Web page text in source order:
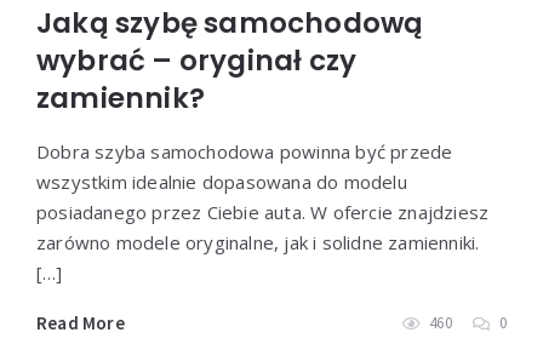
Jaką szybę samochodową
wybrać – oryginał czy
zamiennik?
Dobra szyba samochodowa powinna być przede
wszystkim idealnie dopasowana do modelu
posiadanego przez Ciebie auta. W ofercie znajdziesz
zarówno modele oryginalne, jak i solidne zamienniki.
[…]
Read More 460 0